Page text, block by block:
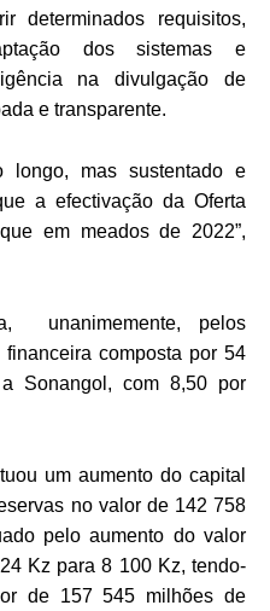
determinados requisitos,
dos sistemas e
na divulgação de
e transparente.
longo, mas sustentado e
a efectivação da Oferta
em meados de 2022”,
unanimemente, pelos
composta por 54
Sonangol, com 8,50 por
um aumento do capital
no valor de 142 758
pelo aumento do valor
Kz para 8 100 Kz, tendo-
de 157 545 milhões de